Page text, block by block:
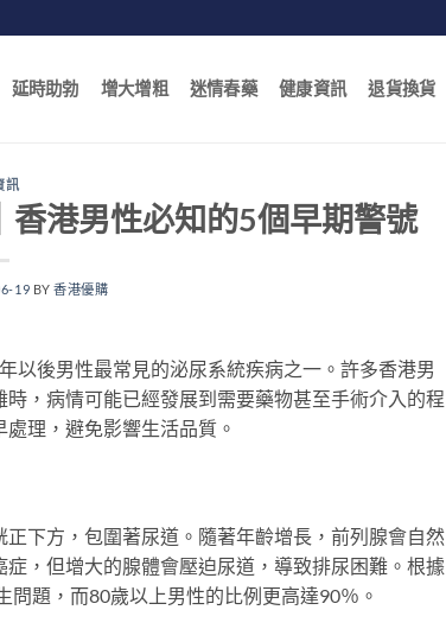
延時助勃 增大增粗 迷情春藥 健康資訊 退貨換貨
訊
港男性必知的5個早期警號
19 BY香港優購
以後男性最常見的泌尿系統疾病之一。許多香港男
，病情可能已經發展到需要藥物甚至手術介入的程
理，避免影響生活品質。
下方，包圍著尿道。隨著年齡增長，前列腺會自然
，但增大的腺體會壓迫尿道，導致排尿困難。根據
題，而80歲以上男性的比例更高達90％。